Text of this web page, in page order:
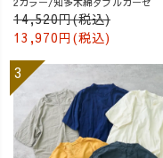
14,520円(税込)
13,970円(税込)